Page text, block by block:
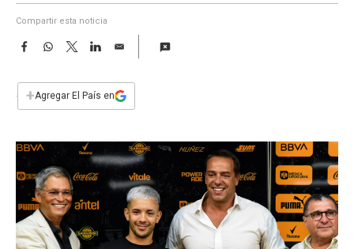
Compartir esta noticia
F
e
b
k
W
s
p
T
w
t
L
n
E
i
l
+Agregar El País en